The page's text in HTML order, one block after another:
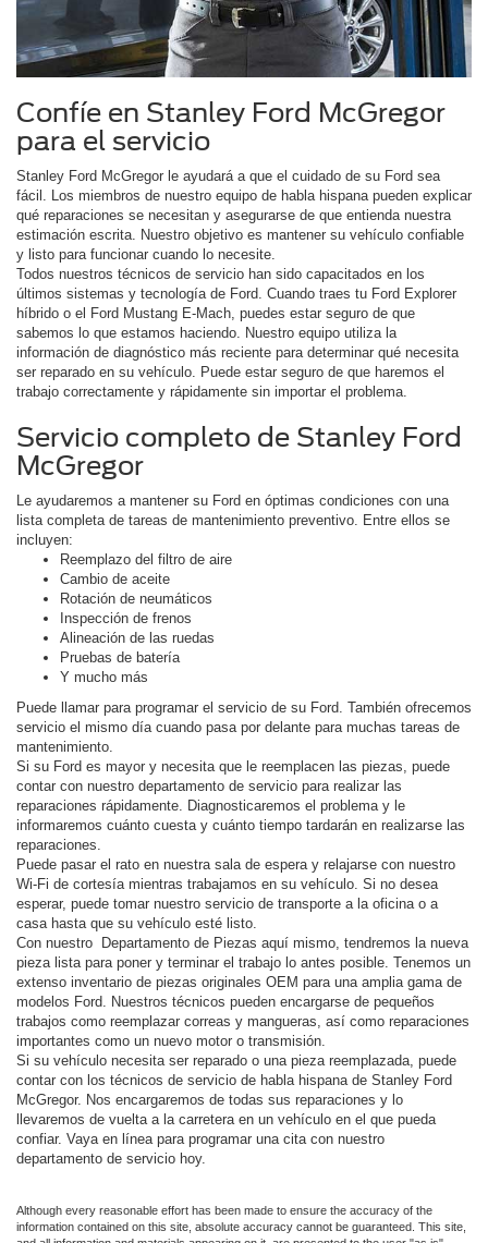
Confíe en Stanley Ford McGregor
para el servicio
Stanley Ford McGregor le ayudará a que el cuidado de su Ford sea
fácil. Los miembros de nuestro equipo de habla hispana pueden explicar
qué reparaciones se necesitan y asegurarse de que entienda nuestra
estimación escrita. Nuestro objetivo es mantener su vehículo confiable
y listo para funcionar cuando lo necesite.
Todos nuestros técnicos de servicio han sido capacitados en los
últimos sistemas y tecnología de Ford. Cuando traes tu Ford Explorer
híbrido o el Ford Mustang E-Mach, puedes estar seguro de que
sabemos lo que estamos haciendo. Nuestro equipo utiliza la
información de diagnóstico más reciente para determinar qué necesita
ser reparado en su vehículo. Puede estar seguro de que haremos el
trabajo correctamente y rápidamente sin importar el problema.
Servicio completo de Stanley Ford
McGregor
Le ayudaremos a mantener su Ford en óptimas condiciones con una
lista completa de tareas de mantenimiento preventivo. Entre ellos se
incluyen:
Reemplazo del filtro de aire
Cambio de aceite
Rotación de neumáticos
Inspección de frenos
Alineación de las ruedas
Pruebas de batería
Y mucho más
Puede llamar para programar el servicio de su Ford. También ofrecemos
servicio el mismo día cuando pasa por delante para muchas tareas de
mantenimiento.
Si su Ford es mayor y necesita que le reemplacen las piezas, puede
contar con nuestro departamento de servicio para realizar las
reparaciones rápidamente. Diagnosticaremos el problema y le
informaremos cuánto cuesta y cuánto tiempo tardarán en realizarse las
reparaciones.
Puede pasar el rato en nuestra sala de espera y relajarse con nuestro
Wi-Fi de cortesía mientras trabajamos en su vehículo. Si no desea
esperar, puede tomar nuestro servicio de transporte a la oficina o a
casa hasta que su vehículo esté listo.
Con nuestro Departamento de Piezas aquí mismo, tendremos la nueva
pieza lista para poner y terminar el trabajo lo antes posible. Tenemos un
extenso inventario de piezas originales OEM para una amplia gama de
modelos Ford. Nuestros técnicos pueden encargarse de pequeños
trabajos como reemplazar correas y mangueras, así como reparaciones
importantes como un nuevo motor o transmisión.
Si su vehículo necesita ser reparado o una pieza reemplazada, puede
contar con los técnicos de servicio de habla hispana de Stanley Ford
McGregor. Nos encargaremos de todas sus reparaciones y lo
llevaremos de vuelta a la carretera en un vehículo en el que pueda
confiar. Vaya en línea para programar una cita con nuestro
departamento de servicio hoy.
Although every reasonable effort has been made to ensure the accuracy of the
information contained on this site, absolute accuracy cannot be guaranteed. This site,